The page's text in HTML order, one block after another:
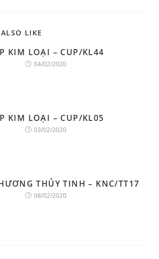
LIKE
KIM LOẠI – CUP/KL44
04/02/2020
KIM LOẠI – CUP/KL05
03/02/2020
THỦY TINH – KNC/TT17
08/02/2020